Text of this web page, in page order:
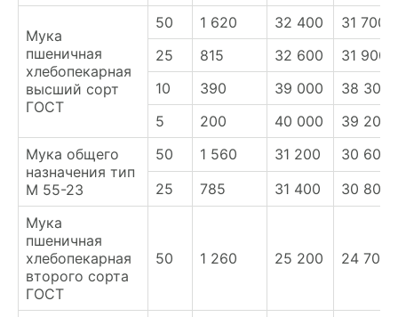
Мука
пшеничная
хлебопекарная
высший сорт
ГОСТ
50 1 620 32 400
31 700
25
815 32 600
31 900
10
390 39 000
38 300
5
200 40 000
39 200
Мука общего
назначения тип
М 55-23
50 1 560 31 200
30 600
25
785 31 400
30 800
Мука
пшеничная
хлебопекарная
второго сорта
ГОСТ
50 1 260 25 200 24 700